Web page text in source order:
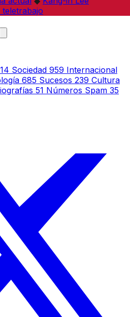
Sociedad 959 Internacional
685 Sucesos 239 Cultura
51 Números Spam 35